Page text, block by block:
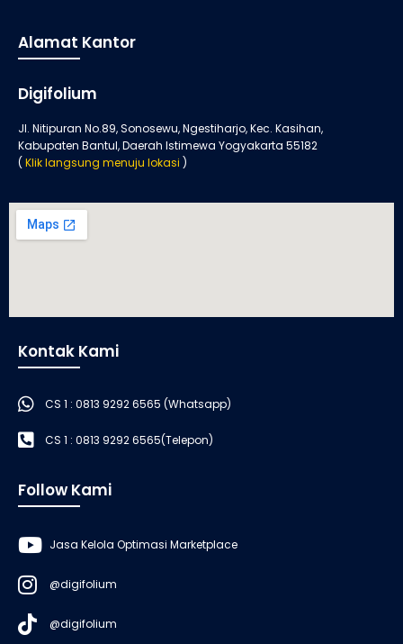
Alamat Kantor
Digifolium
Jl. Nitipuran No.89, Sonosewu, Ngestiharjo, Kec. Kasihan,
Kabupaten Bantul, Daerah Istimewa Yogyakarta 55182
( Klik langsung menuju lokasi )
Kontak Kami
CS 1 : 0813 9292 6565 (Whatsapp)
CS 1 : 0813 9292 6565(Telepon)
Follow Kami
Jasa Kelola Optimasi Marketplace
@digifolium
@digifolium